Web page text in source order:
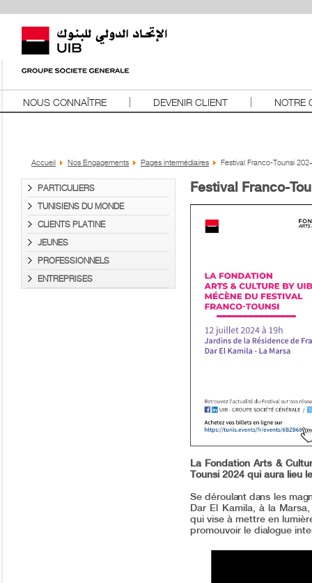
NOUS CONNAÎTRE DEVENIR CLIENT NOTRE
Accueil Nos Engagements Pages intermédiaires Festival Franco-Tounsi
PARTICULIERS
TUNISIENS DU MONDE
CLIENTS PLATINE
JEUNES
PROFESSIONNELS
ENTREPRISES
Festival Franco-
La Fondation Arts &
Tounsi 2024 qui aura lieu
Se déroulant dans les
Dar El Kamila, à la
qui vise à mettre en
promouvoir le dialogue